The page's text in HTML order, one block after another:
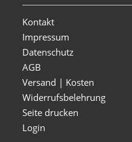
Kontakt
Impressum
Datenschutz
AGB
Versand | Kosten
Widerrufsbelehrung
Seite drucken
Login